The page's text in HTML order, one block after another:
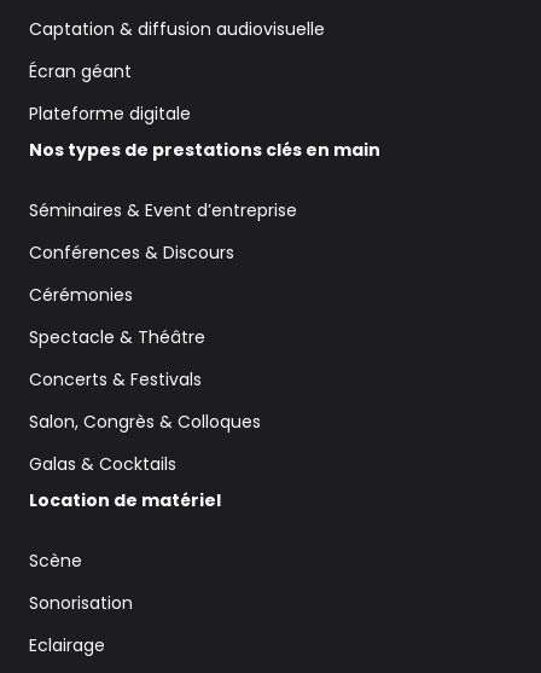
Captation & diffusion audiovisuelle
Écran géant
Plateforme digitale
Nos types de prestations clés en main
Séminaires & Event d’entreprise
Conférences & Discours
Cérémonies
Spectacle & Théâtre
Concerts & Festivals
Salon, Congrès & Colloques
Galas & Cocktails
Location de matériel
Scène
Sonorisation
Eclairage